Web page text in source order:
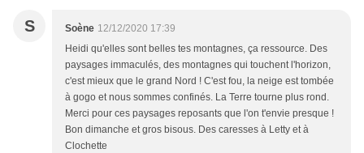
S Soène 12/12/2020 17:39
Heidi qu'elles sont belles tes montagnes, ça ressource. Des
paysages immaculés, des montagnes qui touchent l'horizon,
c'est mieux que le grand Nord ! C'est fou, la neige est tombée
à gogo et nous sommes confinés. La Terre tourne plus rond.
Merci pour ces paysages reposants que l'on t'envie presque !
Bon dimanche et gros bisous. Des caresses à Letty et à
Clochette